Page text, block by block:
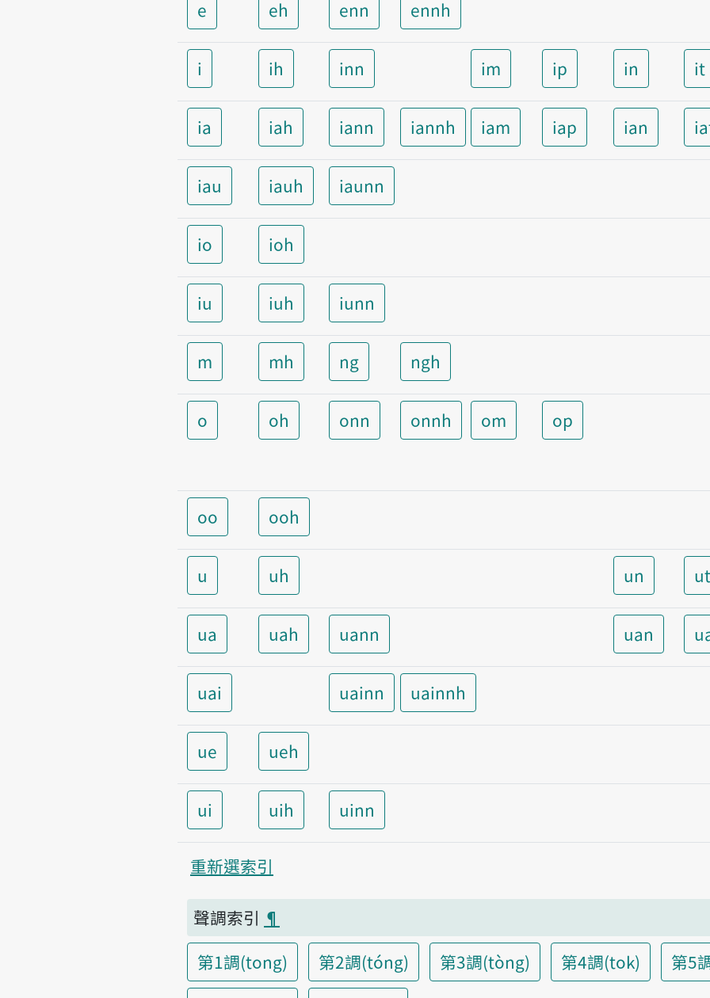
e eh enn ennh
i ih inn im ip in it
ia iah iann iannh iam iap ian
iau iauh iaunn
io ioh
iu iuh iunn
m mh ng ngh
o oh onn onnh om op
oo ooh
u uh un ut
ua uah uann uan
uai uainn uainnh
ue ueh
ui uih uinn
重新選索引
聲調索引 ¶
第1調(tong)
第2調(tóng) 第3調(tòng) 第4調(tok)
第5